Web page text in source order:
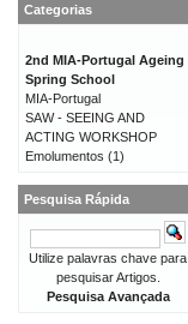
Categorias
2nd MIA-Portugal Ageing
Spring School
MIA-Portugal
SAW - SEEING AND
ACTING WORKSHOP
Emolumentos (1)
Pesquisa Rápida
Utilize palavras chave para
pesquisar Artigos.
Pesquisa Avançada